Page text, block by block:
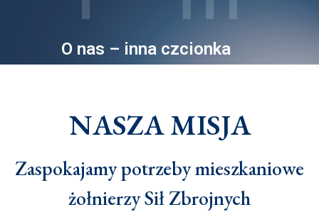
O nas – inna czcionka
NASZA MISJA
Zaspokajamy potrzeby mieszkaniowe
żołnierzy Sił Zbrojnych